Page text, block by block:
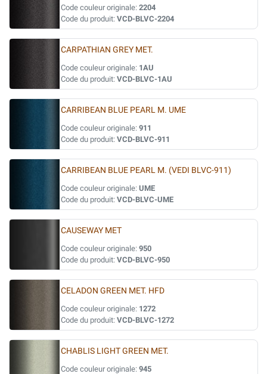
Code couleur originale: 2204
Code du produit: VCD-BLVC-2204
CARPATHIAN GREY MET.
Code couleur originale: 1AU
Code du produit: VCD-BLVC-1AU
CARRIBEAN BLUE PEARL M. UME
Code couleur originale: 911
Code du produit: VCD-BLVC-911
CARRIBEAN BLUE PEARL M. (VEDI BLVC-911)
Code couleur originale: UME
Code du produit: VCD-BLVC-UME
CAUSEWAY MET
Code couleur originale: 950
Code du produit: VCD-BLVC-950
CELADON GREEN MET. HFD
Code couleur originale: 1272
Code du produit: VCD-BLVC-1272
CHABLIS LIGHT GREEN MET.
Code couleur originale: 945